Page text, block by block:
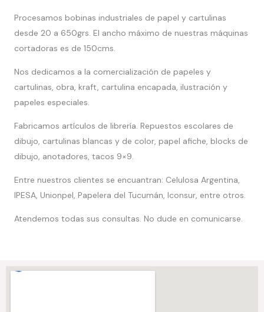
Procesamos bobinas industriales de papel y cartulinas
desde 20 a 650grs. El ancho máximo de nuestras máquinas
cortadoras es de 150cms.
Nos dedicamos a la comercialización de papeles y
cartulinas, obra, kraft, cartulina encapada, ilustración y
papeles especiales.
Fabricamos artículos de librería. Repuestos escolares de
dibujo, cartulinas blancas y de color, papel afiche, blocks de
dibujo, anotadores, tacos 9×9.
Entre nuestros clientes se encuantran: Celulosa Argentina,
IPESA, Unionpel, Papelera del Tucumán, Iconsur, entre otros.
Atendemos todas sus consultas. No dude en comunicarse.